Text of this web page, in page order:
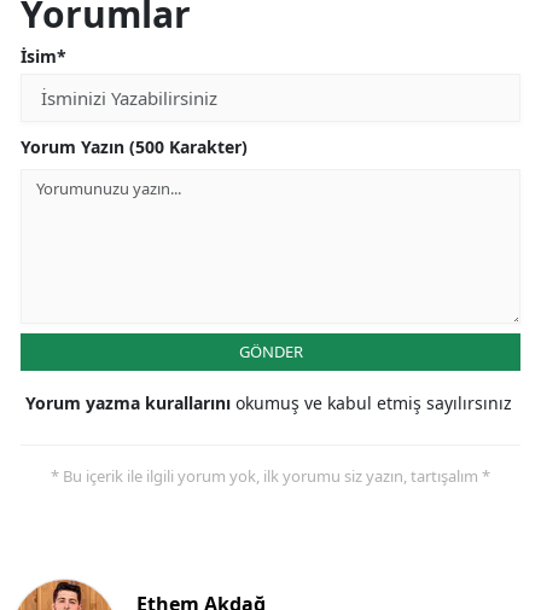
Yorumlar
İsim*
Yorum Yazın (500 Karakter)
GÖNDER
Yorum yazma kurallarını okumuş ve kabul etmiş sayılırsınız
* Bu içerik ile ilgili yorum yok, ilk yorumu siz yazın, tartışalım *
Ethem Akdağ